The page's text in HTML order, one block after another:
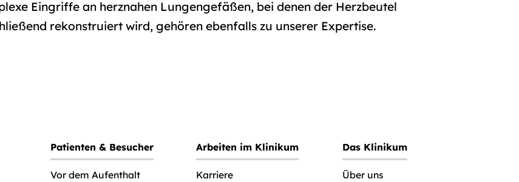
Eingriffe an herznahen Lungengefäßen, bei denen der Herzbeutel
rekonstruiert wird, gehören ebenfalls zu unserer Expertise.
Patienten & Besucher
Vor dem Aufenthalt
Arbeiten im Klinikum
Karriere
Das Klinikum
Über uns